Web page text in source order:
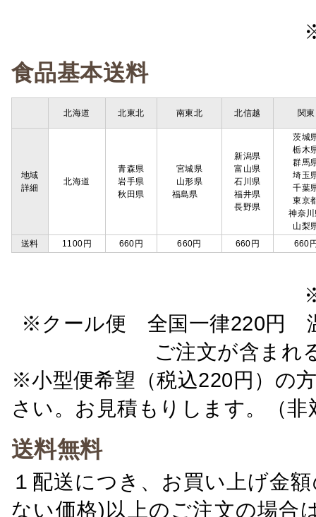
食品基本送料
北海道 北東北 南東北 北信越 関東
地域
詳細
北海道
青森県
岩手県
秋田県
宮城県
山形県
福島県
新潟県
富山県
石川県
福井県
長野県
茨城
栃木
群馬
埼玉
千葉
東京
神奈
山梨
送料
1100円 660円 660円 660円 660
※クール便 全国一律220円
ご注文が含ま
※小型便希望（税込220円）の
さい。お見積もりします。（非
送料無料
１配送につき、お買い上げ金
ない価格)以上のご注文の場合